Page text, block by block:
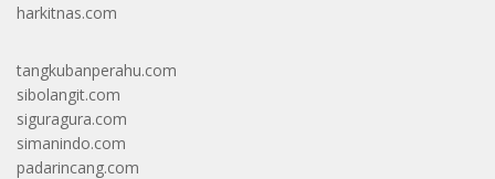
harkitnas.com
tangkubanperahu.com
sibolangit.com
siguragura.com
simanindo.com
padarincang.com